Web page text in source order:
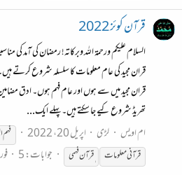
قرآن کوئز 2022
السلام علیکم ورحمة الله وبرکاتہ! رمضان کی آمد
قران مجید کی عام معلومات کا سلسلہ شروع کرتے
قران مجید میں سے ہوں اور عام فہم ہوں۔ ادق
تھریڈ شروع کیے جا سکتے ہیں۔ پہلے ایک...
ام اویس
لڑی اپریل 20، 2022
قرآنی معلومات قرآنفہمی جوابات: 5